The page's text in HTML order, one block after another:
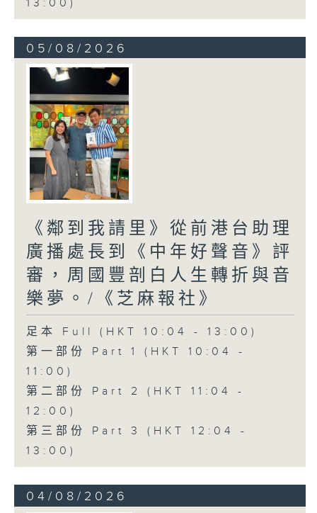
13:00)
05/08/2026
《鄰到我請里》從前港台助理
廣播處長到《中年好聲音》評
審，周國豐剖白人生轉折與音
樂夢。/《芝麻報社》
足本 Full (HKT 10:04 - 13:00)
第一部份 Part 1 (HKT 10:04 -
11:00)
第二部份 Part 2 (HKT 11:04 -
12:00)
第三部份 Part 3 (HKT 12:04 -
13:00)
04/08/2026